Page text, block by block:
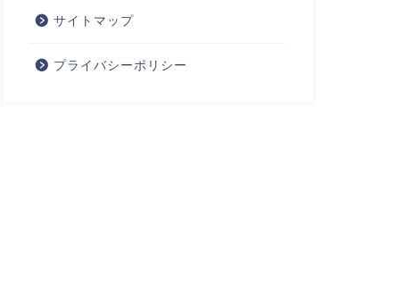
サイトマップ
プライバシーポリシー